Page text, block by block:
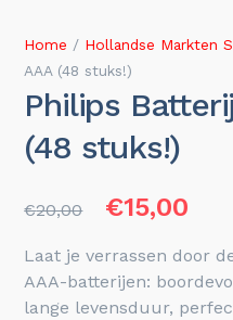
Home / Hollandse Markten
AAA (48 stuks!)
Philips
(48 stuks!)
€20,00 €15,00
Laat je verrassen door
AAA-batterijen:
lange levensduur,